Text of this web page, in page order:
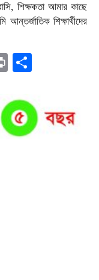
শিক্ষকতা আমার কাছে
শিক্ষার্থীদের
Print